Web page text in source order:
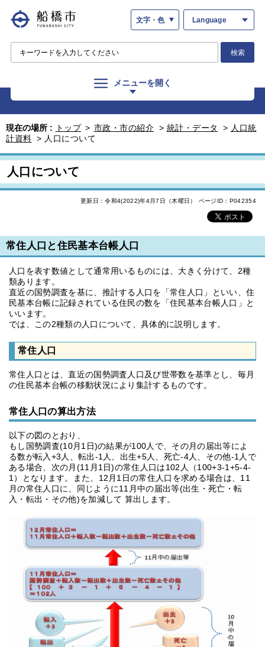
文字・色 Language
検索
メニューを開く
現在の場所 : トップ > 市政・市の紹介 > 統計・データ > 人口統
計資料 > 人口について
人口について
更新日：令和4(2022)年4月7日（木曜日） ページID：P042354
常住人口と住民基本台帳人口
人口を表す数値として通常用いるものには、大きく分けて、2種
類あります。
直近の国勢調査を基に、推計する人口を「常住人口」といい、住
民基本台帳に記録されている住民の数を「住民基本台帳人口」と
いいます。
では、この2種類の人口について、具体的に説明します。
常住人口
常住人口とは、直近の国勢調査人口及び世帯数を基準とし、毎月
の住民基本台帳の移動状況により集計するものです。
常住人口の算出方法
以下の図のとおり、
もし国勢調査(10月1日)の結果が100人で、その月の届出等によ
る数が転入+3人、転出-1人、出生+5人、死亡-4人、その他-1人で
ある場合、次の月(11月1日)の常住人口は102人（100+3-1+5-4-
1）となります。また、12月1日の常住人口を求める場合は、11
月の常住人口に、同じように11月中の届出等(出生・死亡・転
入・転出・その他)を加減して 算出します。